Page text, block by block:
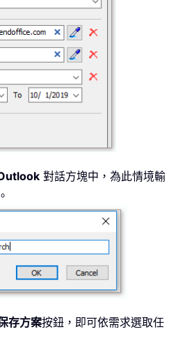
對話方塊中，為此情境輸
。
存方案按鈕，即可依需求選取任